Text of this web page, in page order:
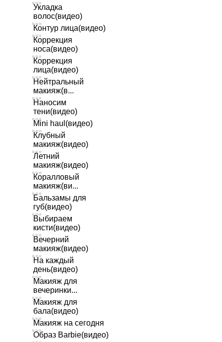
Укладка
волос(видео)
Контур лица(видео)
Коррекция
носа(видео)
Коррекция
лица(видео)
Нейтральный
макияж(в...
Наносим
тени(видео)
Mini haul(видео)
Клубный
макияж(видео)
Летний
макияж(видео)
Коралловый
макияж(ви...
Бальзамы для
губ(видео)
Выбираем
кисти(видео)
Вечерний
макияж(видео)
На каждый
день(видео)
Макияж для
вечеринки...
Макияж для
бала(видео)
Макияж на сегодня
Образ Barbie(видео)